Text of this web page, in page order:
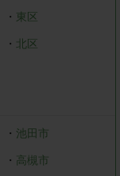
・ 東区
・ 北区
・ 池田市
・ 高槻市